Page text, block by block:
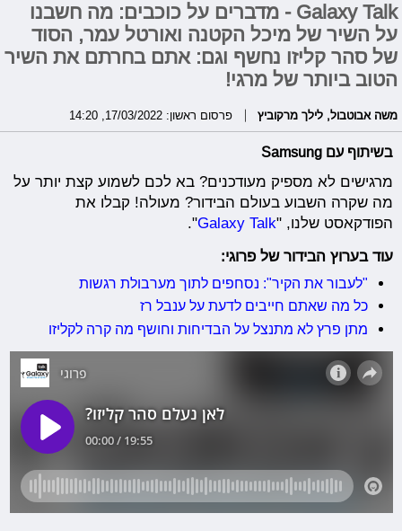
Galaxy Talk - מדברים על כוכבים: מה חשבנו
על השיר של מיכל הקטנה ואורטל עמר, הסוד
של סהר קליזו נחשף וגם: אתם בחרתם את השיר
הטוב ביותר של מרגי!
משה אבוטבול, לילך מרקוביץ פרסום ראשון: 17/03/2022, 14:20
בשיתוף עם Samsung
מרגישים לא מספיק מעודכנים? בא לכם לשמוע קצת יותר על
מה שקרה השבוע בעולם הבידור? מעולה! קבלו את
הפודקאסט שלנו, "Galaxy Talk
".
עוד בערוץ הבידור של פרוגי:
"לעבור את הקיר": נסחפים לתוך מערבולת רגשות
כל מה שאתם חייבים לדעת על ענבל רז
מתן פרץ לא מתנצל על הבדיחות וחושף מה קרה לקליזו